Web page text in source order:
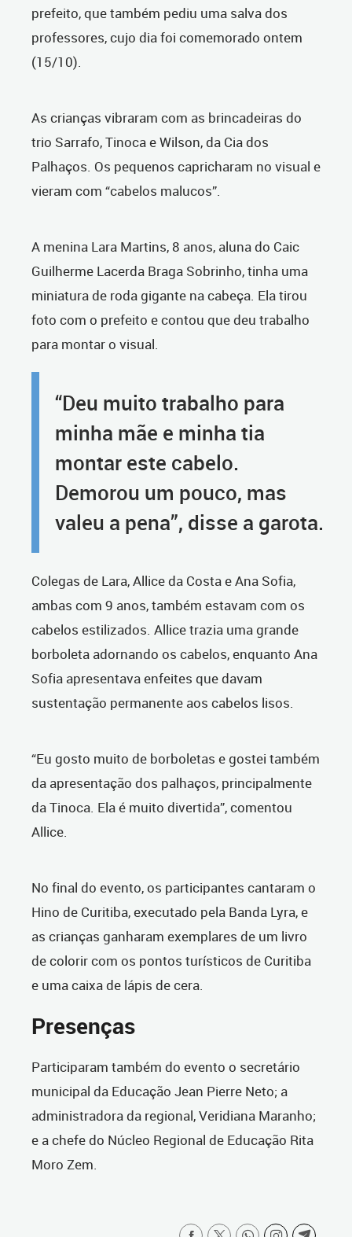
prefeito, que também pediu uma salva dos
professores, cujo dia foi comemorado ontem
(15/10).
As crianças vibraram com as brincadeiras do
trio Sarrafo, Tinoca e Wilson, da Cia dos
Palhaços. Os pequenos capricharam no visual e
vieram com “cabelos malucos”.
A menina Lara Martins, 8 anos, aluna do Caic
Guilherme Lacerda Braga Sobrinho, tinha uma
miniatura de roda gigante na cabeça. Ela tirou
foto com o prefeito e contou que deu trabalho
para montar o visual.
“Deu muito trabalho para
minha mãe e minha tia
montar este cabelo.
Demorou um pouco, mas
valeu a pena”, disse a garota.
Colegas de Lara, Allice da Costa e Ana Sofia,
ambas com 9 anos, também estavam com os
cabelos estilizados. Allice trazia uma grande
borboleta adornando os cabelos, enquanto Ana
Sofia apresentava enfeites que davam
sustentação permanente aos cabelos lisos.
“Eu gosto muito de borboletas e gostei também
da apresentação dos palhaços, principalmente
da Tinoca. Ela é muito divertida”, comentou
Allice.
No final do evento, os participantes cantaram o
Hino de Curitiba, executado pela Banda Lyra, e
as crianças ganharam exemplares de um livro
de colorir com os pontos turísticos de Curitiba
e uma caixa de lápis de cera.
Presenças
Participaram também do evento o secretário
municipal da Educação Jean Pierre Neto; a
administradora da regional, Veridiana Maranho;
e a chefe do Núcleo Regional de Educação Rita
Moro Zem.